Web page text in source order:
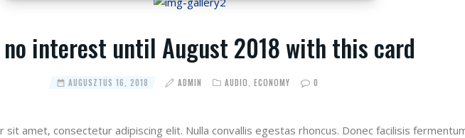
no interest until August 2018 with this card
AUGUSZTUS 16, 2018 ADMIN AUDIO ECONOMY 0
sit amet, consectetur adipiscing elit. Nulla convallis egestas rhoncus. Donec facilisis